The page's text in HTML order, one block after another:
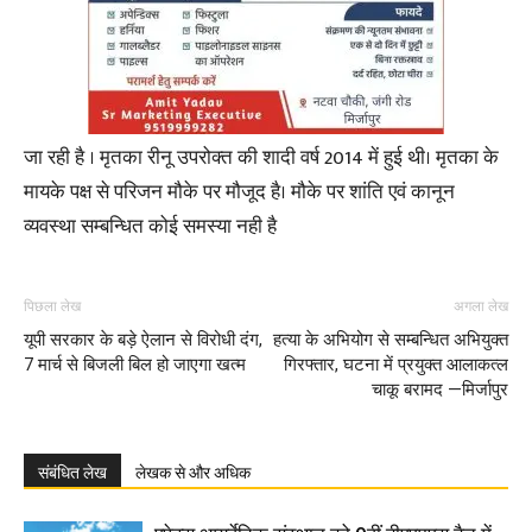
जा रही है । मृतका रीनू उपरोक्त की शादी वर्ष 2014 में हुई थी। मृतका के
मायके पक्ष से परिजन मौके पर मौजूद है। मौके पर शांति एवं कानून
व्यवस्था सम्बन्धित कोई समस्या नही है
पिछला लेख
यूपी सरकार के बड़े ऐलान से विरोधी दंग,
7 मार्च से बिजली बिल हो जाएगा खत्म
अगला लेख
हत्या के अभियोग से सम्बन्धित अभियुक्त
गिरफ्तार, घटना में प्रयुक्त आलाकत्ल
चाकू बरामद —मिर्जापुर
संबंधित लेख लेखक से और अधिक